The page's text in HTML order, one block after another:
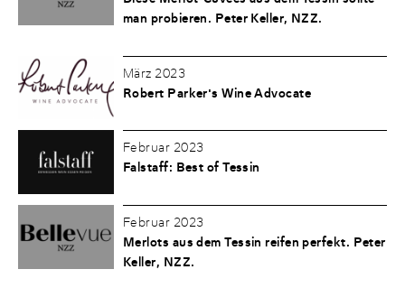
man probieren. Peter Keller, NZZ.
März 2023
Robert Parker's Wine Advocate
Februar 2023
Falstaff: Best of Tessin
Februar 2023
Merlots aus dem Tessin reifen perfekt. Peter
Keller, NZZ.